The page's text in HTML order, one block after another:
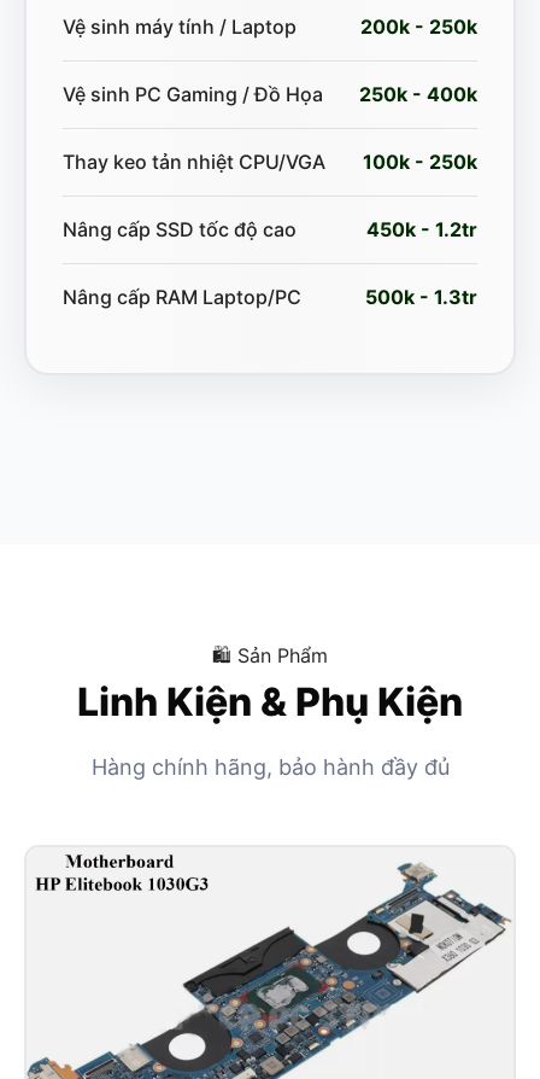
Vệ sinh máy tính / Laptop 200k - 250k
Vệ sinh PC Gaming / Đồ Họa 250k - 400k
Thay keo tản nhiệt CPU/VGA 100k - 250k
Nâng cấp SSD tốc độ cao 450k - 1.2tr
Nâng cấp RAM Laptop/PC 500k - 1.3tr
🛍 Sản Phẩm
Linh Kiện & Phụ Kiện
Hàng chính hãng, bảo hành đầy đủ